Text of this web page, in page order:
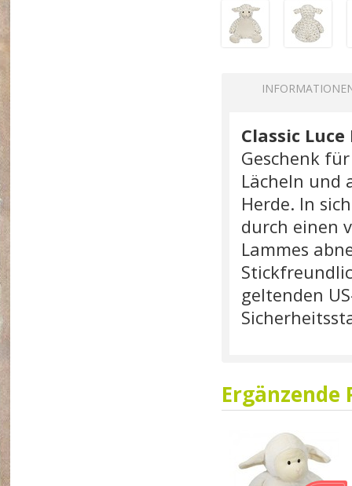
Classic
Geschenk
Lächeln und
Herde. In
durch einen
Lammes
geltenden
Ergänzende